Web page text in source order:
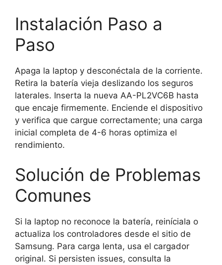
Instalación Paso a
Paso
Apaga la laptop y desconéctala de la corriente.
Retira la batería vieja deslizando los seguros
laterales. Inserta la nueva AA-PL2VC6B hasta
que encaje firmemente. Enciende el dispositivo
y verifica que cargue correctamente; una carga
inicial completa de 4-6 horas optimiza el
rendimiento.
Solución de Problemas
Comunes
Si la laptop no reconoce la batería, reiníciala o
actualiza los controladores desde el sitio de
Samsung. Para carga lenta, usa el cargador
original. Si persisten issues, consulta la